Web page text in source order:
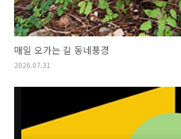
매일 오가는 길 동네풍경
2026.07.31